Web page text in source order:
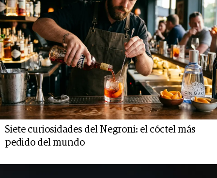
Siete curiosidades del Negroni: el cóctel más
pedido del mundo